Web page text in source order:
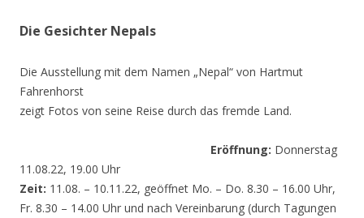
Die Gesichter Nepals
Die Ausstellung mit dem Namen „Nepal“ von Hartmut
Fahrenhorst
zeigt Fotos von seine Reise durch das fremde Land.
Eröffnung: Donnerstag
11.08.22, 19.00 Uhr
Zeit: 11.08. – 10.11.22, geöffnet Mo. – Do. 8.30 – 16.00 Uhr,
Fr. 8.30 – 14.00 Uhr und nach Vereinbarung (durch Tagungen